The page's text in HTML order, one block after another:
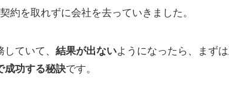
約を取れずに会社を去っていきました。
ていて、 結果が出ないようになったら、まず
成功する秘訣です。